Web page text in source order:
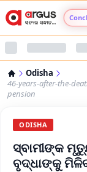
Odisha
46-years-after-the-
pension
ODISHA
ସ୍ବାମୀଙ୍କ
ବୃଦ୍ଧାଙ୍କୁ